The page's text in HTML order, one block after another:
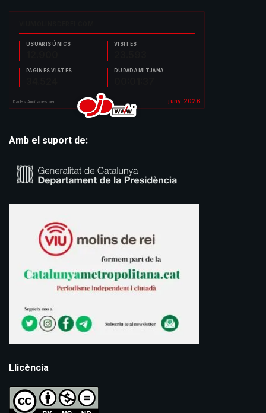
Amb el suport de:
Llicència